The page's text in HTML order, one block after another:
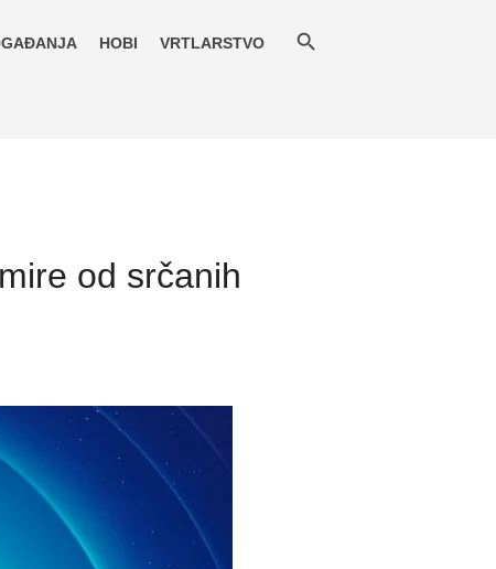
HOBI VRTLARSTVO
od srčanih